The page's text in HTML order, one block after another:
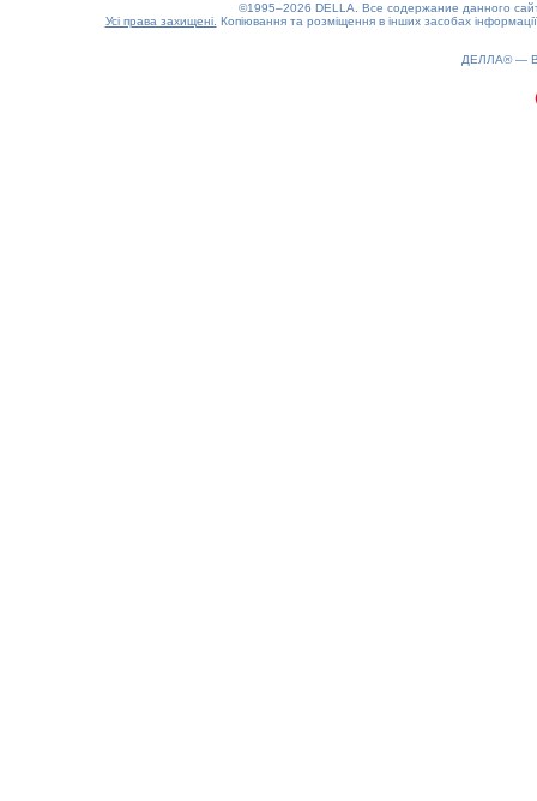
©1995–2026 DELLA. Все содержание данного
Усі права захищені. Копіювання та розміщення в інших засобах
ДЕЛЛА® —